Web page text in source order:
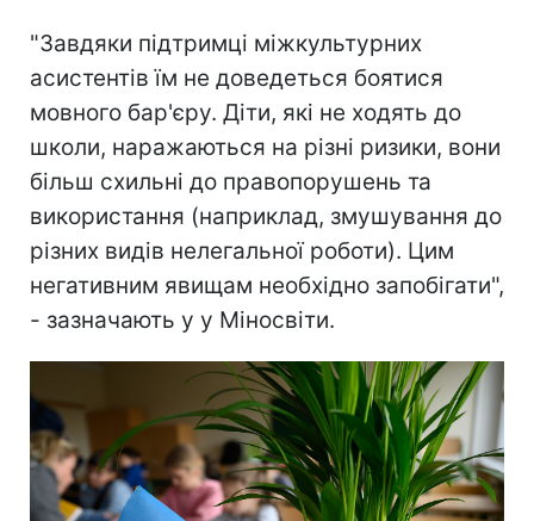
"Завдяки підтримці міжкультурних
асистентів їм не доведеться боятися
мовного бар'єру. Діти, які не ходять до
школи, наражаються на різні ризики, вони
більш схильні до правопорушень та
використання (наприклад, змушування до
різних видів нелегальної роботи). Цим
негативним явищам необхідно запобігати",
- зазначають у у Міносвіти.